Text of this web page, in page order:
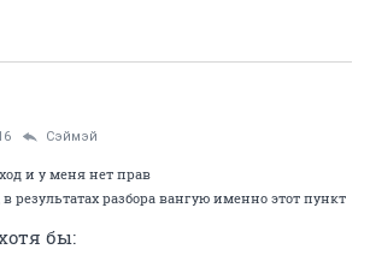
Сэймэй
и у меня нет прав
в результатах разбора вангую именно этот пункт
бы: